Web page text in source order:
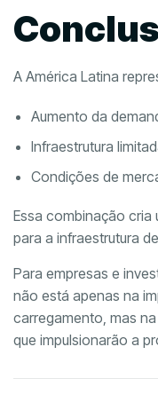
A América Latina
Aumento da
Infraestrutura
Condições de
Essa combinação
para a infraestrutura
Para empresas e
não está apenas na
carregamento, mas
que impulsionarão a